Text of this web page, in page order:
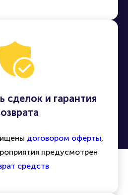
сделок и гарантия
договором оферты,
предусмотрен
средств